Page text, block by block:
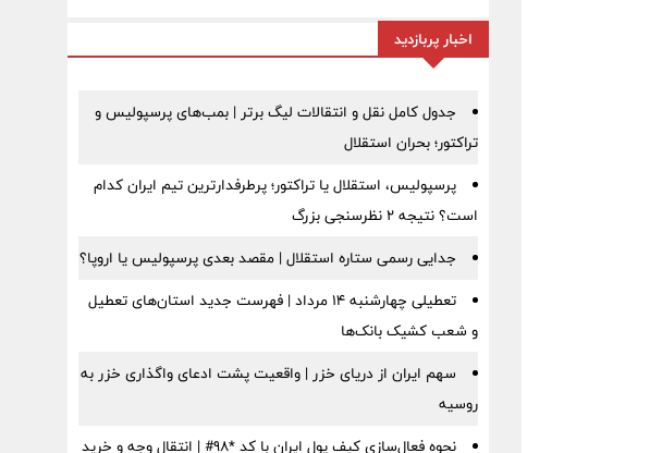
اخبار پربازدید
جدول کامل نقل و انتقالات لیگ برتر | بمب‌های پرسپولیس و
تراکتور؛ بحران استقلال
پرسپولیس، استقلال یا تراکتور؛ پرطرفدارترین تیم ایران کدام
است؟ نتیجه ۲ نظرسنجی بزرگ
جدایی رسمی ستاره استقلال | مقصد بعدی پرسپولیس یا اروپا؟
تعطیلی چهارشنبه ۱۴ مرداد | فهرست جدید استان‌های تعطیل
و شعب کشیک بانک‌ها
سهم ایران از دریای خزر | واقعیت پشت ادعای واگذاری خزر به
روسیه
نحوه فعال‌سازی کیف پول ایران با کد *98# | انتقال وجه و خرید